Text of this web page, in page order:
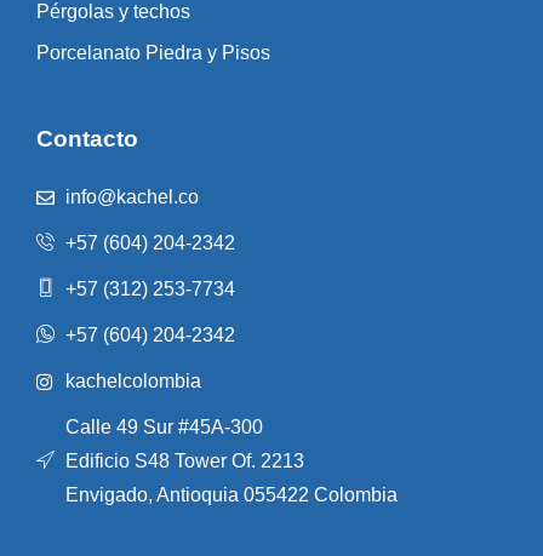
Pérgolas y techos
Porcelanato Piedra y Pisos
Contacto
info@kachel.co
+57 (604) 204-2342
+57 (312) 253-7734
+57 (604) 204-2342
kachelcolombia
Calle 49 Sur #45A-300
Edificio S48 Tower Of. 2213
Envigado, Antioquia 055422 Colombia